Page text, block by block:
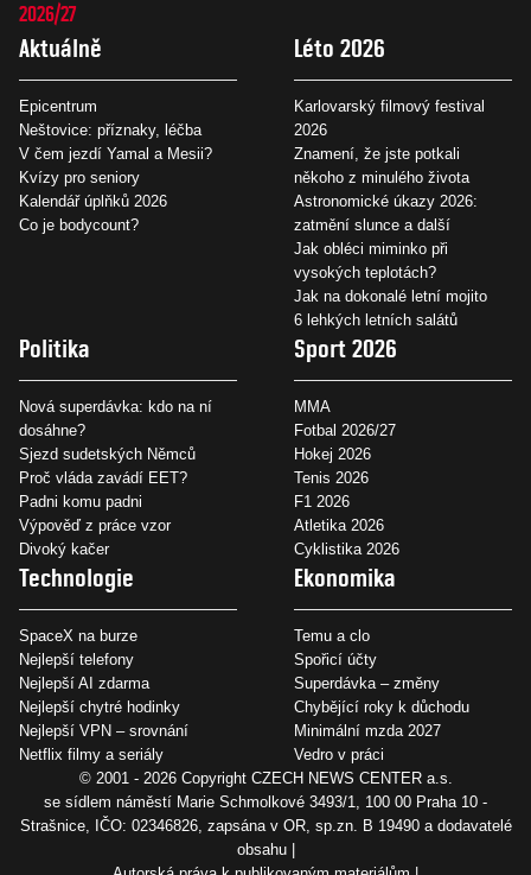
2026/27
Aktuálně
Epicentrum
Neštovice: příznaky, léčba
V čem jezdí Yamal a Mesii?
Kvízy pro seniory
Kalendář úplňků 2026
Co je bodycount?
Léto 2026
Karlovarský filmový festival
2026
Znamení, že jste potkali
někoho z minulého života
Astronomické úkazy 2026:
zatmění slunce a další
Jak obléci miminko při
vysokých teplotách?
Jak na dokonalé letní mojito
6 lehkých letních salátů
Politika
Nová superdávka: kdo na ní
dosáhne?
Sjezd sudetských Němců
Proč vláda zavádí EET?
Padni komu padni
Výpověď z práce vzor
Divoký kačer
Sport 2026
MMA
Fotbal 2026/27
Hokej 2026
Tenis 2026
F1 2026
Atletika 2026
Cyklistika 2026
Technologie
SpaceX na burze
Nejlepší telefony
Nejlepší AI zdarma
Nejlepší chytré hodinky
Nejlepší VPN – srovnání
Netflix filmy a seriály
Ekonomika
Temu a clo
Spořicí účty
Superdávka – změny
Chybějící roky k důchodu
Minimální mzda 2027
Vedro v práci
© 2001 - 2026 Copyright CZECH NEWS CENTER a.s.
se sídlem náměstí Marie Schmolkové 3493/1, 100 00 Praha 10 -
Strašnice, IČO: 02346826, zapsána v OR, sp.zn. B 19490 a dodavatelé
obsahu